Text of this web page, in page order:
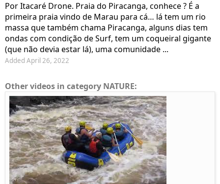
Por Itacaré Drone. Praia do Piracanga, conhece ? É a
primeira praia vindo de Marau para cá… lá tem um rio
massa que também chama Piracanga, alguns dias tem
ondas com condição de Surf, tem um coqueiral gigante
(que não devia estar lá), uma comunidade ...
Added April 26, 2022
Other videos in category NATURE: